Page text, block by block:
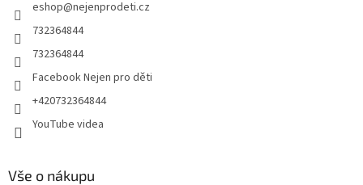
eshop@nejenprodeti.cz
732364844
732364844
Facebook Nejen pro děti
+420732364844
YouTube videa
Vše o nákupu